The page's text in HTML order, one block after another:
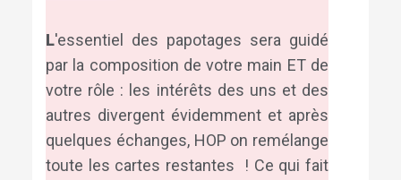
L'essentiel des papotages sera guidé
par la composition de votre main ET de
votre rôle : les intérêts des uns et des
autres divergent évidemment et après
quelques échanges, HOP on remélange
toute les cartes restantes ! Ce qui fait